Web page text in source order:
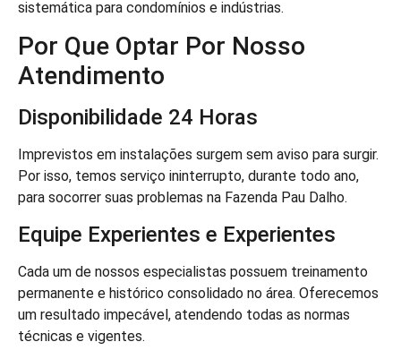
sistemática para condomínios e indústrias.
Por Que Optar Por Nosso
Atendimento
Disponibilidade 24 Horas
Imprevistos em instalações surgem sem aviso para surgir.
Por isso, temos serviço ininterrupto, durante todo ano,
para socorrer suas problemas na Fazenda Pau Dalho.
Equipe Experientes e Experientes
Cada um de nossos especialistas possuem treinamento
permanente e histórico consolidado no área. Oferecemos
um resultado impecável, atendendo todas as normas
técnicas e vigentes.